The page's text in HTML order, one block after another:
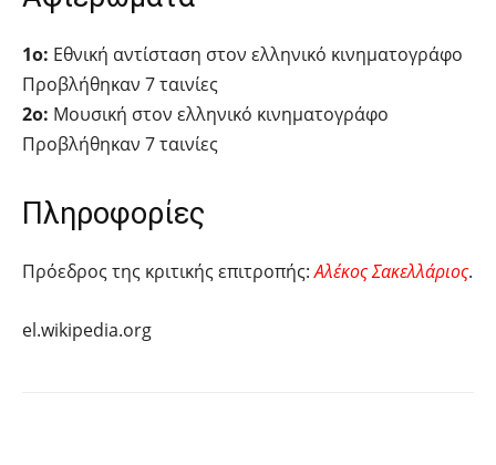
1ο: Εθνική αντίσταση στον ελληνικό κινηματογράφο
Προβλήθηκαν 7 ταινίες
2ο: Μουσική στον ελληνικό κινηματογράφο
Προβλήθηκαν 7 ταινίες
Πληροφορίες
Πρόεδρος της κριτικής επιτροπής:Αλέκος Σακελλάριος.
el.wikipedia.org